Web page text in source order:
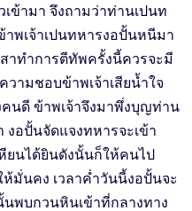
ข้ามา จึงถามว่าท่านเปนท
พเจ้าเปนทหารงอปั้นหนีมา
าทำการตีทัพครั้งนี้ควรจะมี
ามชอบข้าพเจ้าเสียน้ำใจ
นดี ข้าพเจ้าจึงมาพึ่งบุญท่าน
อปั้นจัดแจงทหารจะเข้า
ยนได้ยินดังนั้นก็ให้คนไป
มั่นคง เวลาคํ่าวันนี้งอปั้นจะ
พบกวนหินเข้าที่กลางทาง